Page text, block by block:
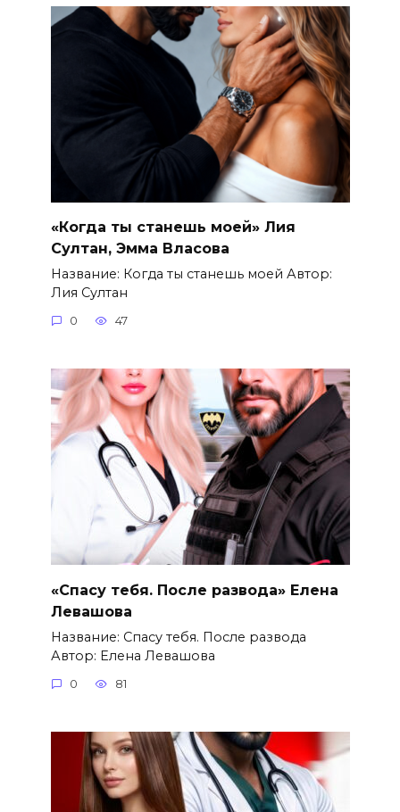
«Когда ты станешь моей» Лия
Султан, Эмма Власова
Название: Когда ты станешь моей Автор:
Лия Султан
0 47
«Спасу тебя. После развода» Елена
Левашова
Название: Спасу тебя. После развода
Автор: Елена Левашова
0 81